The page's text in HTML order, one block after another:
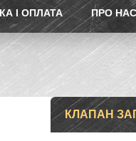
І ОПЛАТА ПРО НАС
КЛАПАН